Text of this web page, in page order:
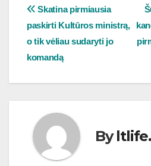
Navigacija
tarp
įrašų
Skatina pirmiausia
paskirti Kultūros ministrą,
o tik vėliau sudaryti jo
komandą
By